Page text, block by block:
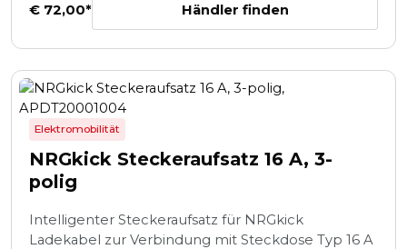
€ 72,00* Händler finden
Elektromobilität
NRGkick Steckeraufsatz 16 A, 3-
polig
Intelligenter Steckeraufsatz für NRGkick
Ladekabel zur Verbindung mit Steckdose Typ 16 A